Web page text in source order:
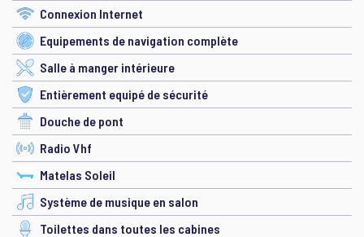
Connexion Internet
Equipements de navigation complète
Salle à manger intérieure
Entièrement equipé de sécurité
Douche de pont
Radio Vhf
Matelas Soleil
Système de musique en salon
Toilettes dans toutes les cabines